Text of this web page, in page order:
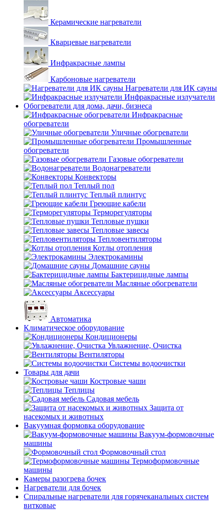
Керамические нагреватели
Кварцевые нагреватели
Инфракрасные лампы
Карбоновые нагреватели
Нагреватели для ИК сауны
Инфракрасные излучатели
Обогреватели для дома, дачи, бизнеса
Инфракрасные
обогреватели
Уличные обогреватели
Промышленные
обогреватели
Газовые обогреватели
Водонагреватели
Конвекторы
Теплый пол
Теплый плинтус
Греющие кабели
Терморегуляторы
Тепловые пушки
Тепловые завесы
Тепловентиляторы
Котлы отопления
Электрокамины
Домашние сауны
Бактерицидные лампы
Масляные обогреватели
Аксессуары
Автоматика
Климатическое оборудование
Кондиционеры
Увлажнение, Очистка
Вентиляторы
Системы водоочистки
Товары для дачи
Костровые чаши
Теплицы
Садовая мебель
Защита от
насекомых и животных
Вакуумная формовка оборудование
Вакуум-формовочные
машины
Формовочный стол
Термоформовочные
машины
Камеры разогрева бочек
Нагреватели для бочек
Спиральные нагреватели для горячеканальных систем
витковые